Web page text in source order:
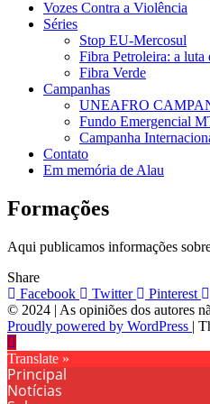
Vozes Contra a Violência
Séries
Stop EU-Mercosul
Fibra Petroleira: a luta
Fibra Verde
Campanhas
UNEAFRO
Fundo Emergencial
Campanha
Contato
Em memória de Alau
Formações
Aqui publicamos informações
Share
Facebook
Twitter Pinterest
© 2024 | As opiniões dos autores
Proudly powered by WordPress |
Translate »
Principal
Notícias